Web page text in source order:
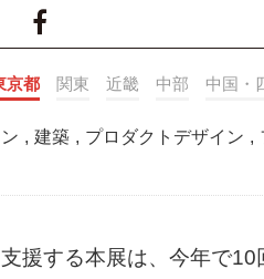
京都 関東 近畿 中部 中国・
, 建築 , プロダクトデザイン ,
援する本展は、今年で